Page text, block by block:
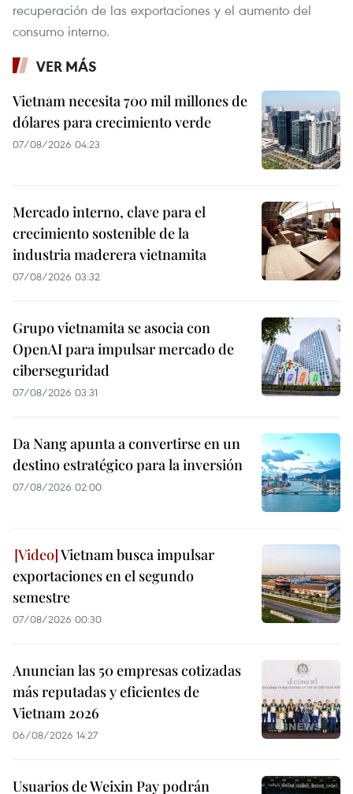
recuperación de las exportaciones y el aumento del
consumo interno.
VER MÁS
Vietnam necesita 700 mil millones de
dólares para crecimiento verde
07/08/2026 04:23
Mercado interno, clave para el
crecimiento sostenible de la
industria maderera vietnamita
07/08/2026 03:32
Grupo vietnamita se asocia con
OpenAI para impulsar mercado de
ciberseguridad
07/08/2026 03:31
Da Nang apunta a convertirse en un
destino estratégico para la inversión
07/08/2026 02:00
Vietnam busca impulsar
exportaciones en el segundo
semestre
07/08/2026 00:30
Anuncian las 50 empresas cotizadas
más reputadas y eficientes de
Vietnam 2026
06/08/2026 14:27
Usuarios de Weixin Pay podrán